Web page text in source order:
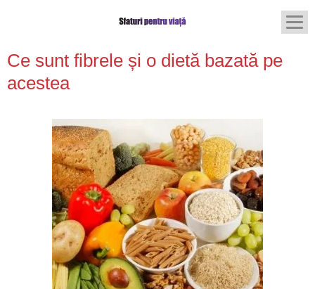
Ce sunt fibrele și o dietă bazată pe
acestea